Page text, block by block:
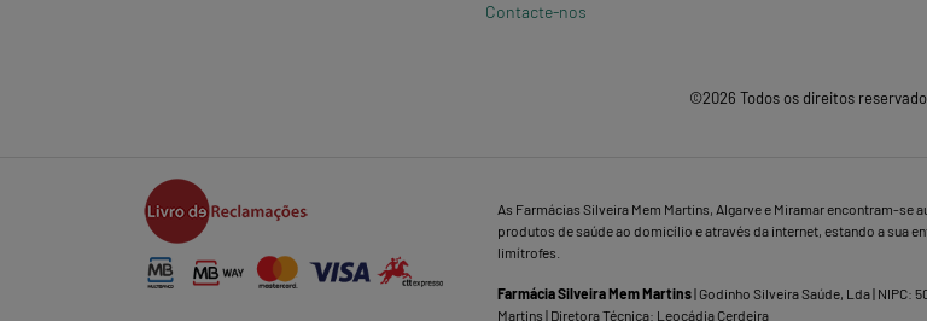
Contacte-nos
©2026 Todos os direitos
As Farmácias Silveira Mem Martins, Algarve e Miramar encontram-se
produtos de saúde ao domicílio e através da internet, estando a sua
limítrofes.
Farmácia Silveira Mem Martins| Godinho Silveira Saúde, Lda | NIPC:
Martins | Diretora Técnica: Leocádia Cerdeira